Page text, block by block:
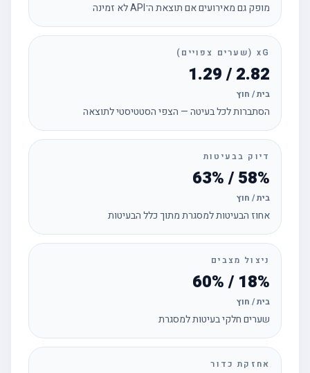
מופק גם מאירועים אם תוצאת ה־API לא זמינה
xG (שערים צפויים)
2.82 / 1.29
בית / חוץ
הסתברות לכל בעיטה — הצפי הסטטיסטי לתוצאה
דיוק בבעיטות
58% / 63%
בית / חוץ
אחוז הבעיטות למסגרת מתוך כלל הבעיטות
ניצול מצבים
18% / 60%
בית / חוץ
שערים חלקי בעיטות למסגרת
אחזקת כדור